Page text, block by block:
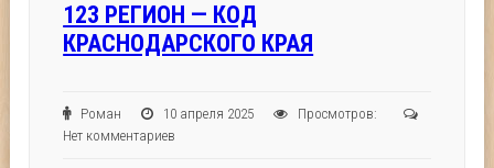
123 РЕГИОН — КОД
КРАСНОДАРСКОГО КРАЯ
Роман 10 апреля 2025
Просмотров:
Нет комментариев